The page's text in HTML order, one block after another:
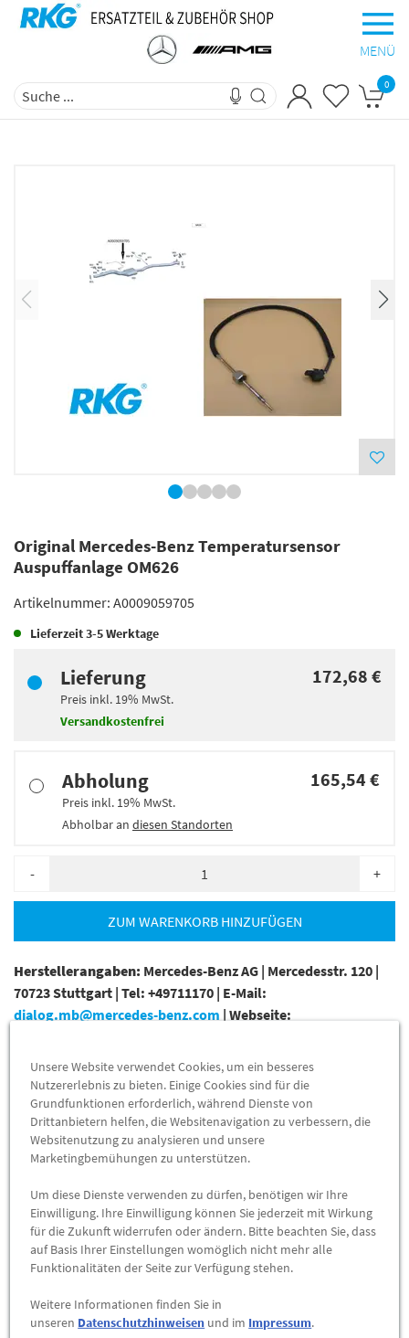
MENÜ
0
Original Mercedes-Benz Temperatursensor
Auspuffanlage OM626
Artikelnummer: A0009059705
Lieferzeit3-5 Werktage
Lieferung
Preis inkl. 19% MwSt.
Versandkostenfrei
172,68 €
Abholung
Preis inkl. 19% MwSt.
Abholbar an diesen Standorten
165,54 €
- +
ZUM WARENKORB HINZUFÜGEN
Herstellerangaben: Mercedes-Benz AG | Mercedesstr. 120 |
70723 Stuttgart | Tel: +49711170 | E-Mail:
dialog.mb@mercedes-benz.com | Webseite:
Sie sind sich nicht sicher, ob das Ersatzteil bei Ihrem Fahrzeug
passt?
Kein Problem.
Senden Sieuns die komplette Fahrgestellnummer Ihres
Fahrzeugs, wir prüfen für Sie, ob das Teil passt.
Zum Beispiel passend (kann Ausstattung- oder
Fahrgestellnummerabhängig sein) für die Mercedes-Benz
Modelle:
205003 (C 220 BLUETEC / D BE EDITION)
205004 (C 220 BLUETEC / D)
Unsere Website verwendet Cookies, um ein besseres
Nutzererlebnis zu bieten. Einige Cookies sind für die
Grundfunktionen erforderlich, während Dienste von
Drittanbietern helfen, die Websitenavigation zu verbessern, die
Websitenutzung zu analysieren und unsere
Marketingbemühungen zu unterstützen.
Um diese Dienste verwenden zu dürfen, benötigen wir Ihre
Einwilligung. Ihre Einwilligung können Sie jederzeit mit Wirkung
für die Zukunft widerrufen oder ändern. Bitte beachten Sie, dass
auf Basis Ihrer Einstellungen womöglich nicht mehr alle
Funktionalitäten der Seite zur Verfügung stehen.
Weitere Informationen finden Sie in
unseren Datenschutzhinweisen und im Impressum.